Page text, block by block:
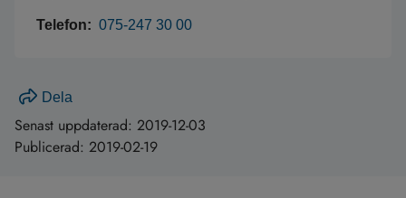
Telefon: 075-247 30 00
Dela
Senast uppdaterad: 2019-12-03
Publicerad: 2019-02-19